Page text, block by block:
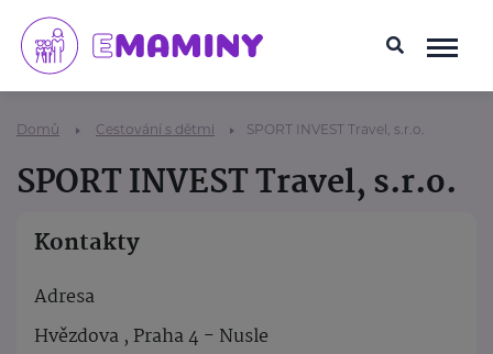
Domů Cestování s dětmi SPORT INVEST Travel, s.r.o.
SPORT INVEST Travel, s.r.o.
Kontakty
Adresa
Hvězdova , Praha 4 - Nusle